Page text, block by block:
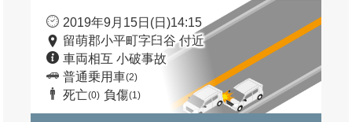
2019年9月15日(日)14:15
留萌郡小平町字臼谷 付近
車両相互 小破事故
普通乗用車(2)
死亡(0) 負傷(1)